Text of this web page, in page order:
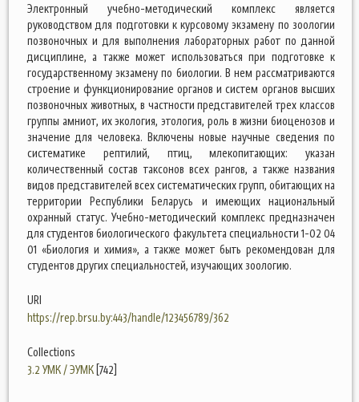
Электронный учебно-методический комплекс является
руководством для подготовки к курсовому экзамену по зоологии
позвоночных и для выполнения лабораторных работ по данной
дисциплине, а также может использоваться при подготовке к
государственному экзамену по биологии. В нем рассматриваются
строение и функционирование органов и систем органов высших
позвоночных животных, в частности представителей трех классов
группы амниот, их экология, этология, роль в жизни биоценозов и
значение для человека. Включены новые научные сведения по
систематике рептилий, птиц, млекопитающих: указан
количественный состав таксонов всех рангов, а также названия
видов представителей всех систематических групп, обитающих на
территории Республики Беларусь и имеющих национальный
охранный статус. Учебно-методический комплекс предназначен
для студентов биологического факультета специальности 1-02 04
01 «Биология и химия», а также может быть рекомендован для
студентов других специальностей, изучающих зоологию.
URI
https://rep.brsu.by:443/handle/123456789/362
Collections
3.2 УМК / ЭУМК [742]